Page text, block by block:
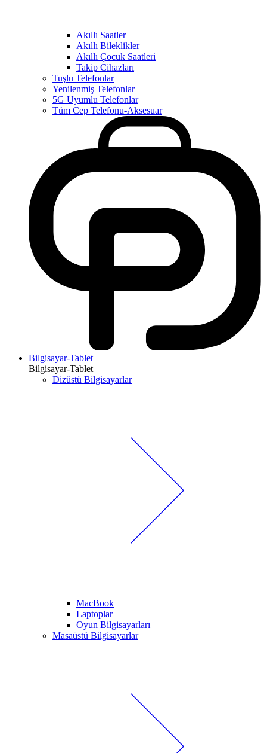
Akıllı Saatler
Akıllı Bileklikler
Akıllı Çocuk Saatleri
Takip Cihazları
Tuşlu Telefonlar
Yenilenmiş Telefonlar
5G Uyumlu Telefonlar
Tüm Cep Telefonu-Aksesuar
Bilgisayar-Tablet
Bilgisayar-Tablet
Dizüstü Bilgisayarlar
MacBook
Laptoplar
Oyun Bilgisayarları
Masaüstü Bilgisayarlar